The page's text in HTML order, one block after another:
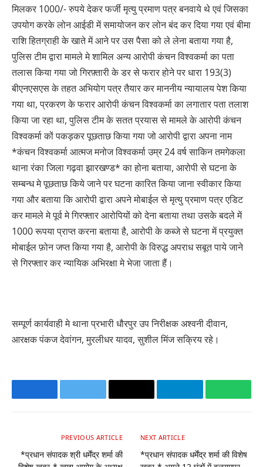
मिलकर 1000/- रुपये देकर फर्जी मृत्यु प्रमाण पत्र बनवाये थे एवं जिसका
उपयोग करके लोन आईडी में समायोजन कर लोन बंद कर दिया गया एवं बीमा
राशि हितग्राही के खाते में आने पर उस पैसा को ले लेना बताया गया है,
पुलिस टीम द्वारा मामले मे शामिल अन्य आरोपी कंचन विश्वकर्मा का पता
तलास किया गया जो गिरफ़्तारी के डर से फरार होने पर धारा 193(3)
बीएनएसएस के तहत अभियोग पत्र तैयार कर माननीय न्यायालय पेश किया
गया था, प्रकरण के फरार आरोपी कंचन विश्वकर्मा का लगातार पता तलाश
किया जा रहा था, पुलिस टीम के सतत प्रयास से मामले के आरोपी कंचन
विश्वकर्मा कों पकड़कर पूछताछ किया गया जो आरोपी द्वारा अपना नाम
*कंचन विश्वकर्मा आत्मज मनोज विश्वकर्मा उम्र 24 वर्ष साकिन तमगेकला
थाना रंका जिला गढ़वा झारखण्ड* का होना बताया, आरोपी से घटना के
सम्बन्ध मे पूछताछ किये जाने पर घटना कारित किया जाना स्वीकार किया
गया और बताया कि आरोपी द्वारा अपने मोबाईल से मृत्यु प्रमाण पत्र एडिट
कर मामले मे पूर्व मे गिरफ्तार आरोपियों को देना बताया तथा उसके बदले में
1000 रूपया प्राप्त करना बताया है, आरोपी के कब्जे से घटना में प्रयुक्त
मोबाईल फ़ोन जप्त किया गया है, आरोपी के विरुद्ध अपराध सबूत पाये जाने
से गिरफ्तार कर न्यायिक अभिरक्षा मे भेजा जाता हैं।
सम्पूर्ण कार्यवाही मे थाना प्रभारी धौरपुर उप निरीक्षक अश्वनी दीवान,
आरक्षक पंकज देवांगन, मुरलीधर यादव, सुशील मिंज सक्रिय रहे।
FacebookTwitter Email Telegram
PREVIOUS ARTICLE
*प्रधान संपादक श्री धर्मेंद्र शर्मा की
NEXT ARTICLE
*प्रधान संपादक धर्मेंद्र शर्मा की विशेष